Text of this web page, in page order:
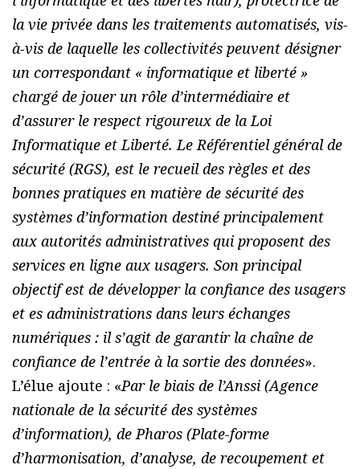
la vie privée dans les traitements automatisés, vis-
à-vis de laquelle les collectivités peuvent désigner
un correspondant « informatique et liberté »
chargé de jouer un rôle d’intermédiaire et
d’assurer le respect rigoureux de la Loi
Informatique et Liberté. Le Référentiel général de
sécurité (RGS), est le recueil des règles et des
bonnes pratiques en matière de sécurité des
systèmes d’information destiné principalement
aux autorités administratives qui proposent des
services en ligne aux usagers. Son principal
objectif est de développer la confiance des usagers
et es administrations dans leurs échanges
numériques : il s’agit de garantir la chaîne de
confiance de l’entrée à la sortie des données».
L’élue ajoute : «Par le biais de l’Anssi (Agence
nationale de la sécurité des systèmes
d’information), de Pharos (Plate-forme
d’harmonisation, d’analyse, de recoupement et